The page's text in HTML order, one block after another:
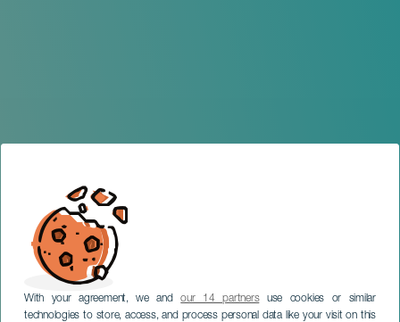
With your agreement, we andour 14 partnersuse cookies or similar
technologies to store, access, and process personal data like your visit on this